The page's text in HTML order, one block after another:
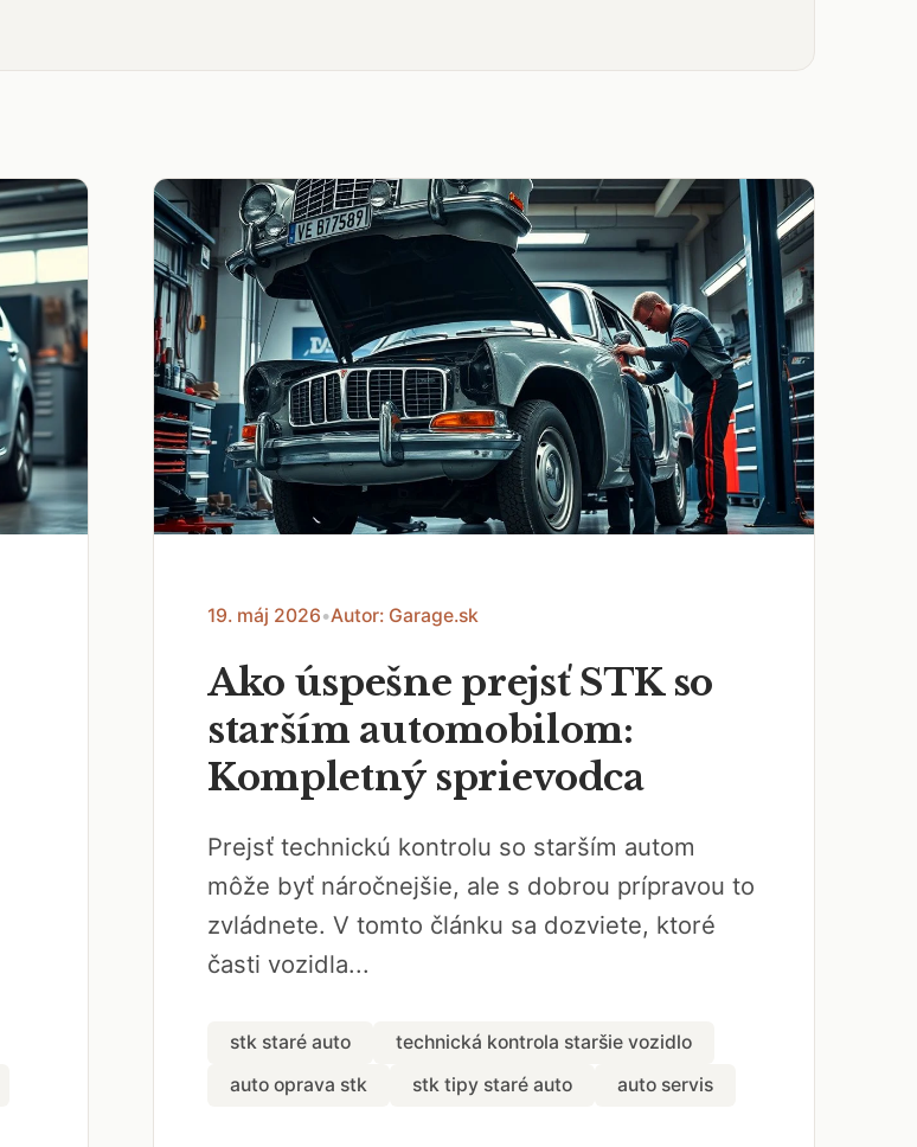
19. máj 2026•Autor: Garage.sk
Ako úspešne prejsť STK so
starším automobilom:
Kompletný sprievodca
Prejsť technickú kontrolu so starším autom
môže byť náročnejšie, ale s dobrou prípravou to
zvládnete. V tomto článku sa dozviete, ktoré
časti vozidla...
stk staré auto
technická kontrola staršie vozidlo
auto oprava stk
stk tipy staré auto auto servis